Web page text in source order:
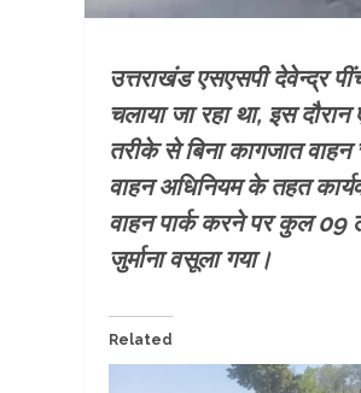
उत्तराखंड एसएसपी देवेन्द्र
चलाया जा रहा था, इस
तरीके से बिना कागजात
वाहन अधिनियम के तहत
वाहन पार्क करने पर कुल 09
जुर्माना वसूला गया।
Related